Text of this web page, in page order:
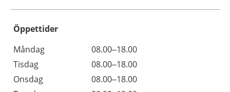
Öppettider
Dag
Öppettider
Kommentarer
Måndag
08.00–18.00
Tisdag
08.00–18.00
Onsdag
08.00–18.00